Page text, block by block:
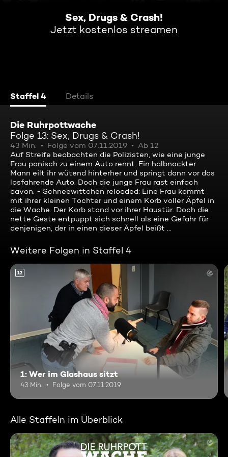
Sex, Drugs & Crash!
Jetzt kostenlos streamen
Staffel 4 Details
Die Ruhrpottwache
Folge 13: Sex, Drugs & Crash!
43 Min. Folge vom 07.11.2019
Ab 12
Auf Streife beobachten die Polizisten, wie eine junge
Frau panisch zu einem Auto rennt. Ein halbnackter
Mann eilt ihr wütend hinterher und springt dann vor das
losfahrende Auto. Doch die junge Frau rast einfach
davon. - Schneewittchen reloaded: Eine Frau kommt
mit ihrer kleinen Tochter und einem Korb voller Äpfel in
die Wache. Der Korb stand vor ihrer Haustür. Doch die
nette Geste entpuppt sich schnell als eine Gefahr für
denjenigen, der in einen dieser Äpfel beißt ...
Weitere Folgen in Staffel 4
12
1: Wer im Glashaus sitzt
43 Min. Folge vom 07.11.2019
Alle Staffeln im Überblick